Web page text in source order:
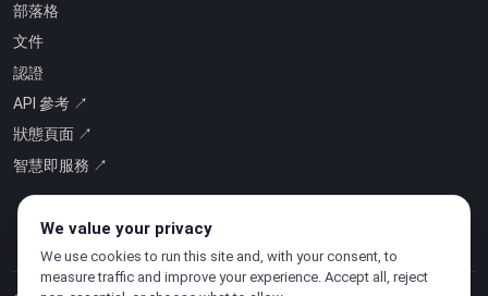
部落格
文件
認證
API 參考 ↗
狀態頁面 ↗
智慧即服務 ↗
We value your privacy
We use cookies to run this site and, with your consent, to
measure traffic and improve your experience. Accept all, reject